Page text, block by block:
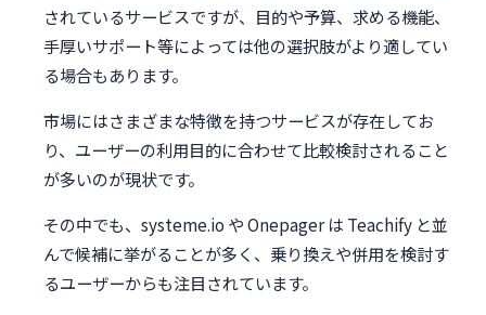
されているサービスですが、目的や予算、求める機能、
手厚いサポート等によっては他の選択肢がより適してい
る場合もあります。
市場にはさまざまな特徴を持つサービスが存在してお
り、ユーザーの利用目的に合わせて比較検討されること
が多いのが現状です。
その中でも、systeme.io や Onepager は Teachify と並
んで候補に挙がることが多く、乗り換えや併用を検討す
るユーザーからも注目されています。